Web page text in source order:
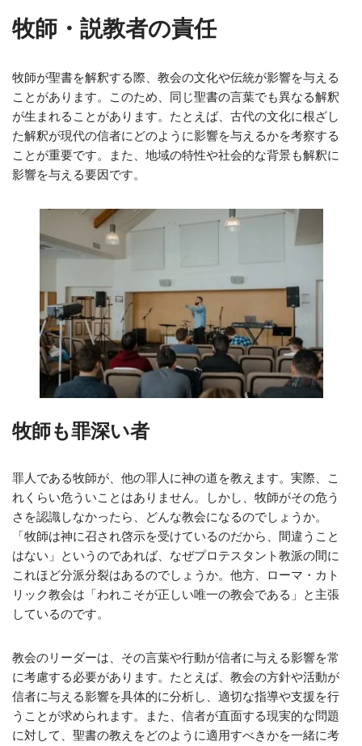
牧師・説教者の責任
牧師が聖書を解釈する際、教会の文化や伝統が影響を与える
ことがあります。このため、同じ聖書の言葉でも異なる解釈
が生まれることがあります。たとえば、古代の文化に根ざし
た解釈が現代の信者にどのように影響を与えるかを考察する
ことが重要です。また、地域の特性や社会的な背景も解釈に
影響を与える要因です。
牧師も罪深い者
罪人である牧師が、他の罪人に神の道を教えます。実際、こ
れくらい危ういことはありません。しかし、牧師がその危う
さを認識しなかったら、どんな教会になるのでしょうか。
「牧師は神に召され啓示を受けているのだから、間違うこと
はない」というのであれば、なぜプロテスタント教派の間に
これほど分派分裂はあるのでしょうか。他方、ローマ・カト
リック教会は「われこそが正しい唯一の教会である」と主張
しているのです。
教会のリーダーは、その言葉や行動が信者に与える影響を常
に考慮する必要があります。たとえば、教会の方針や活動が
信者に与える影響を具体的に分析し、適切な指導や支援を行
うことが求められます。また、信者が直面する現実的な問題
に対して、聖書の教えをどのように適用すべきかを一緒に考